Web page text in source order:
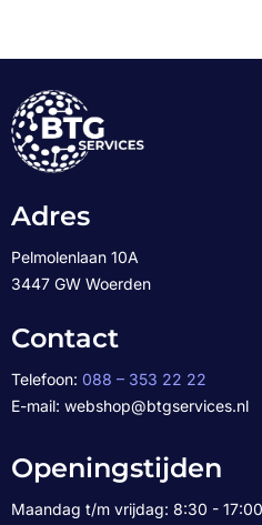
Adres
Pelmolenlaan 10A
3447 GW Woerden
Contact
Telefoon: 088 – 353 22 22
E-mail: webshop@btgservices.nl
Openingstijden
Maandag t/m vrijdag: 8:30 - 17:00